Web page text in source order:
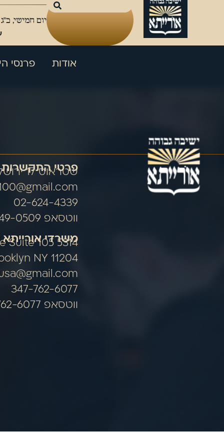
יום חמישי,
אודות פרנסי
פרטי התקשרות
שטראוס 17 ירושלים
02-624-4339
ווטסאפ 054-849-0509
משרדיSuite 105
NY 11204
347-762-6077
ווטסאפ 347-762-6077